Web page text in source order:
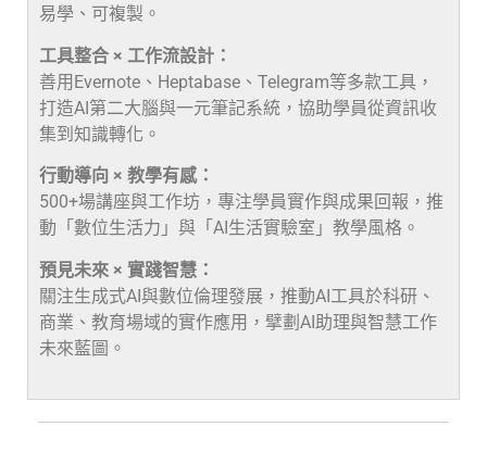
易學、可複製。
工具整合 × 工作流設計：
善用Evernote、Heptabase、Telegram等多款工具，
打造AI第二大腦與一元筆記系統，協助學員從資訊收
集到知識轉化。
行動導向 × 教學有感：
500+場講座與工作坊，專注學員實作與成果回報，推
動「數位生活力」與「AI生活實驗室」教學風格。
預見未來 × 實踐智慧：
關注生成式AI與數位倫理發展，推動AI工具於科研、
商業、教育場域的實作應用，擘劃AI助理與智慧工作
未來藍圖。